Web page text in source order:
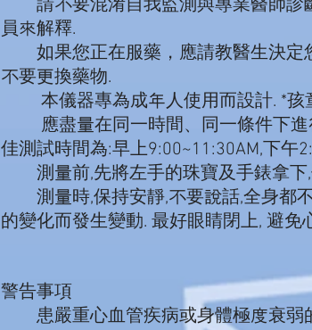
請不要混淆自我監測與專業醫師診
員來解釋.
如果您正在服藥，應請教醫生決定
不要更換藥物.
本儀器專為成年人使用而設計. *孩
應盡量在同一時間、同一條件下進
佳測試時間為:早上9:00~11:30AM,下午
測量前,先將左手的珠寶及手錶拿下,
測量時,保持安靜,不要說話,全身都
的變化而發生變動. 最好眼睛閉上, 避免
警告事項
患嚴重心血管疾病或身體極度衰弱